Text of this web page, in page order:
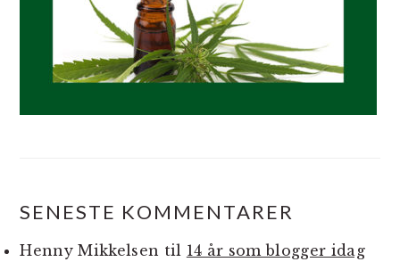
SENESTE KOMMENTARER
Henny Mikkelsen til 14 år som blogger idag